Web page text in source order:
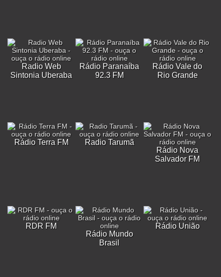
Radio Web
Sintonia Uberaba
Rádio Paranaíba
92.3 FM
Rádio Vale do
Rio Grande
Rádio Terra FM
Radio Tarumã
Rádio Nova
Salvador FM
RDR FM
Rádio Mundo
Brasil
Rádio União